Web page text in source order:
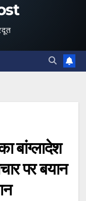
बांग्लादेश
पर बयान